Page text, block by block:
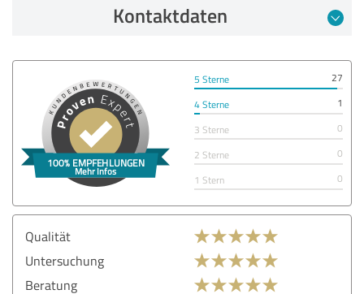
Kontaktdaten
5 Sterne
27
4 Sterne
1
3 Sterne
0
2 Sterne
0
1 Stern
0
Qualität
Untersuchung
Beratung